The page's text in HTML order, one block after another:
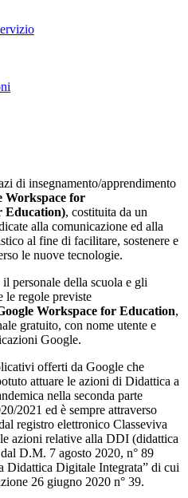
di insegnamento/apprendimento
Workspace for
Education), costituita da un
alla comunicazione ed alla
al fine di facilitare, sostenere e
le nuove tecnologie.
personale della scuola e gli
le regole previste
Workspace for Education,
gratuito, con nome utente e
Google.
offerti da Google che
attuare le azioni di Didattica a
nella seconda parte
2021 ed è sempre attraverso
registro elettronico Classeviva
azioni relative alla DDI (didattica
D.M. 7 agosto 2020, n° 89
Didattica Digitale Integrata” di cui
26 giugno 2020 n° 39.